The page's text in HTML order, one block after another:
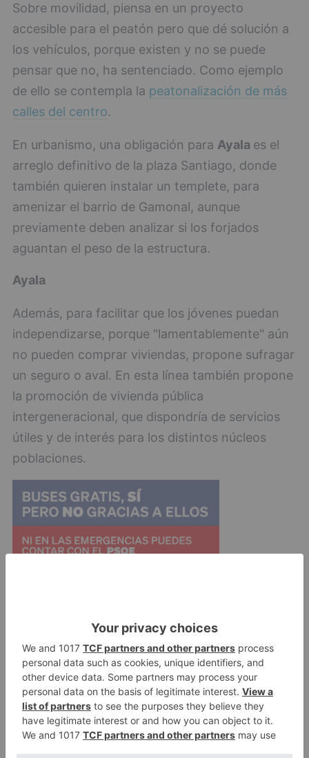
Sobre movilidad, piensa en un proyecto
accesible para el peatón pero que dé solución a
los vehículos, porque existen y no se puede
pensar que no, ha sentenciado. Como ejemplo
de ello se contempla la peatonalización de más
calles del centro.
En urbanismo, una obligación para Ayala es el
arreglo definitivo de la plaza Santiago, donde
también quieren instalar un templete, para
amenizar el barrio de Gamonal, aunque
previamente deben analizar si los forjados
aguantan el peso de la estructura.
Ayala
Además, para facilitar que los jóvenes puedan
independizarse, porque "lamentablemente" aún
no pueden comprar viviendas, propone sufragar
un seguro o aval. En esta línea también propone
la promoción de vivienda pública
intergeneracional, que dispondría de servicios
útiles y de interés para los distintos núcleos
poblaciones.
Y sobre seguridad, otra de las propuestas
sonadas del PP contempla la ampliación de la
plantilla de Policía Local y lassalidas de
incógnito.